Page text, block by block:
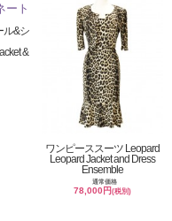
ル&シ
&
ワンピーススーツ Leopard
Leopard Jacket and Dress
Ensemble
通常価格
78,000円(税別)